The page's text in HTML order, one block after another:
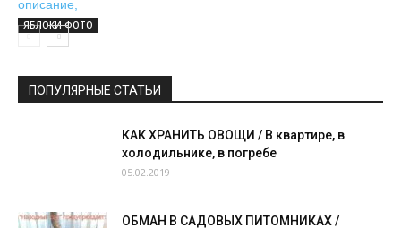
ЯБЛОКИ ФОТО
ПОПУЛЯРНЫЕ СТАТЬИ
КАК ХРАНИТЬ ОВОЩИ / В квартире, в
холодильнике, в погребе
05.02.2019
ОБМАН В САДОВЫХ ПИТОМНИКАХ /